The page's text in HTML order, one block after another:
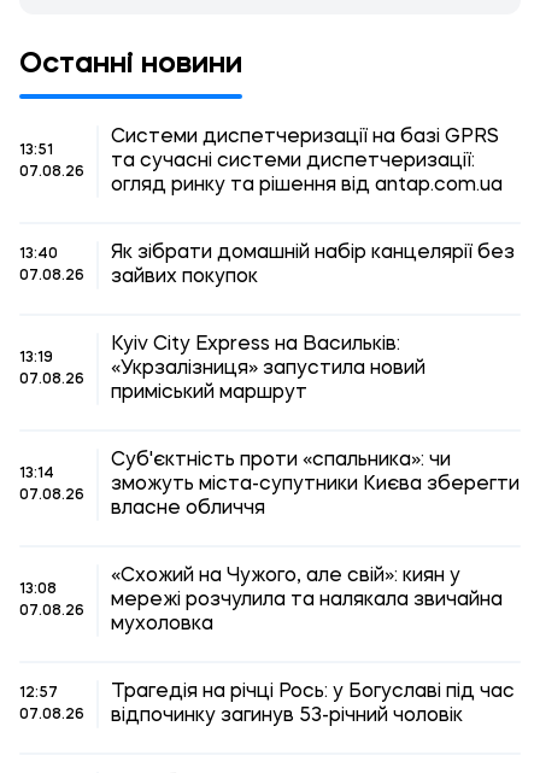
Останні новини
13:51
07.08.26
Системи диспетчеризації на базі GPRS
та сучасні системи диспетчеризації:
огляд ринку та рішення від antap.com.ua
13:40
07.08.26
Як зібрати домашній набір канцелярії без
зайвих покупок
13:19
07.08.26
Kyiv City Express на Васильків:
«Укрзалізниця» запустила новий
приміський маршрут
13:14
07.08.26
Суб'єктність проти «спальника»: чи
зможуть міста-супутники Києва зберегти
власне обличчя
13:08
07.08.26
«Схожий на Чужого, але свій»: киян у
мережі розчулила та налякала звичайна
мухоловка
12:57
07.08.26
Трагедія на річці Рось: у Богуславі під час
відпочинку загинув 53-річний чоловік